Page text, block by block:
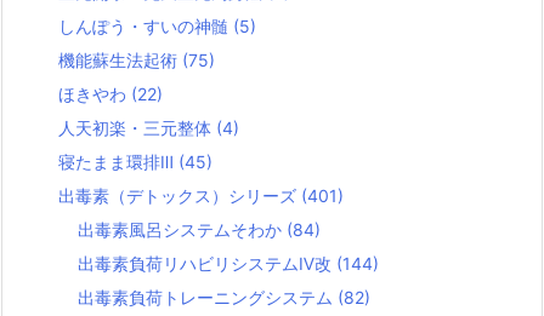
しんぽう・すいの神髄 (5)
機能蘇生法起術 (75)
ほきやわ (22)
人天初楽・三元整体 (4)
寝たまま環排Ⅲ (45)
出毒素（デトックス）シリーズ (401)
出毒素風呂システムそわか (84)
出毒素負荷リハビリシステムⅣ改 (144)
出毒素負荷トレーニングシステム (82)